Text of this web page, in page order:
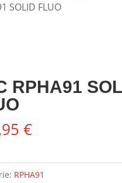
SOLID FLUO
RPHA91
€
RPHA91